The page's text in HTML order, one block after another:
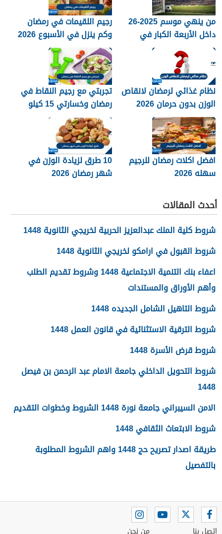
من ينهي موسم 2025-26
داخل الأربعة الكبار في
الدوري الإنجليزي؟
رجيم اللقيمات في رمضان
وكم ينزل في الأسبوع 2026
نظام غذائي لرمضان لانقاص
الوزن بدون حرمان 2026
تجربتي مع رجيم النقاط في
رمضان وخسارتي 15 كيلو
2026
افضل اكلات رمضان للرجيم
سهله 2026
10 طرق لزيادة الوزن في
شهر رمضان 2026
أحدث المقالات
شروط كلية الملك عبدالعزيز الحربية لخريجي الثانوية 1448
شروط القبول في ارامكو لخريجي الثانوية 1448
اعفاء بنك التنمية الاجتماعية 1448 وشروط تقديم الطلب
وأهم الأوراق والمستندات
شروط التاهيل الشامل الجديده 1448
شروط الترقية الاستثنائية في قانون العمل 1448
شروط قرض الأسرة 1448
شروط التحويل الداخلي جامعة الامام عبد الرحمن بن فيصل
1448
الامن السيبراني جامعة نورة 1448 الشروط وخطوات التقديم
شروط الابتعاث الثقافي 1448
طريقة اصدار تصريح حج 1448 واهم الشروط المطلوبة
بالتفصيل
اتصل بنا من نحن